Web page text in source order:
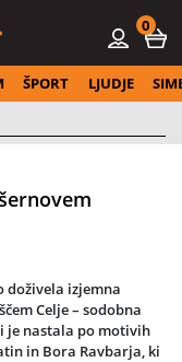
0
ŠPORT LJUDJE
doživela izjemna
Celje– sodobna
je nastala po motivih
in Bora Ravbarja, ki